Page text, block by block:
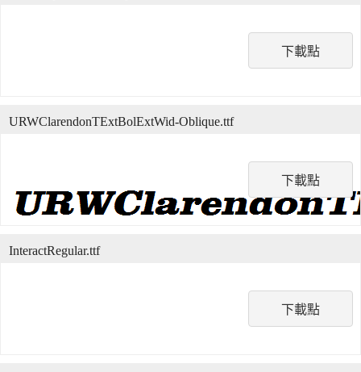
下載點
下載點
URWClarendonTExtBolExtWid-Oblique.ttf
下載點
InteractRegular.ttf